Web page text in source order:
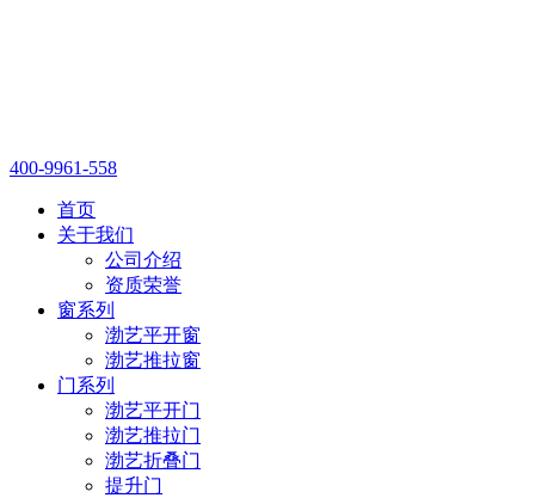
400-9961-558
首页
关于我们
公司介绍
资质荣誉
窗系列
渤艺平开窗
渤艺推拉窗
门系列
渤艺平开门
渤艺推拉门
渤艺折叠门
提升门